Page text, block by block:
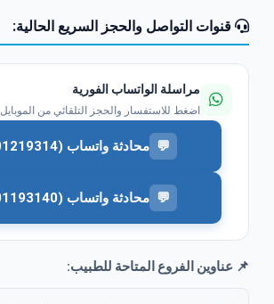
قنوات التواصل والحجز السريع الحالية:
مراسلة الواتساب الفورية
اضغط للاستفسار والحجز التلقائي من الموبايل
💬 محادثة واتساب (01101219314)
💬 محادثة واتساب (01101193140)
📌 عناوين الفروع المتاحة للطبيب: